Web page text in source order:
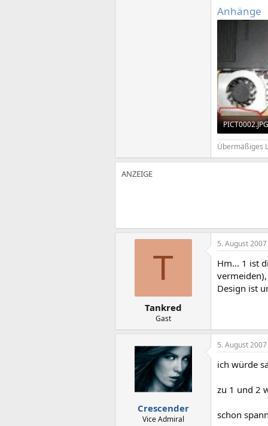
Anhänge
PICT0002.JPG
199,9 KB ·
Übermäßiges
T
Tankred
Gast
5. August 2007
Hm... 1 ist
Design ist
Crescender
Vice Admiral
5. August 2007
ich würde
zu 1 und 2
schon